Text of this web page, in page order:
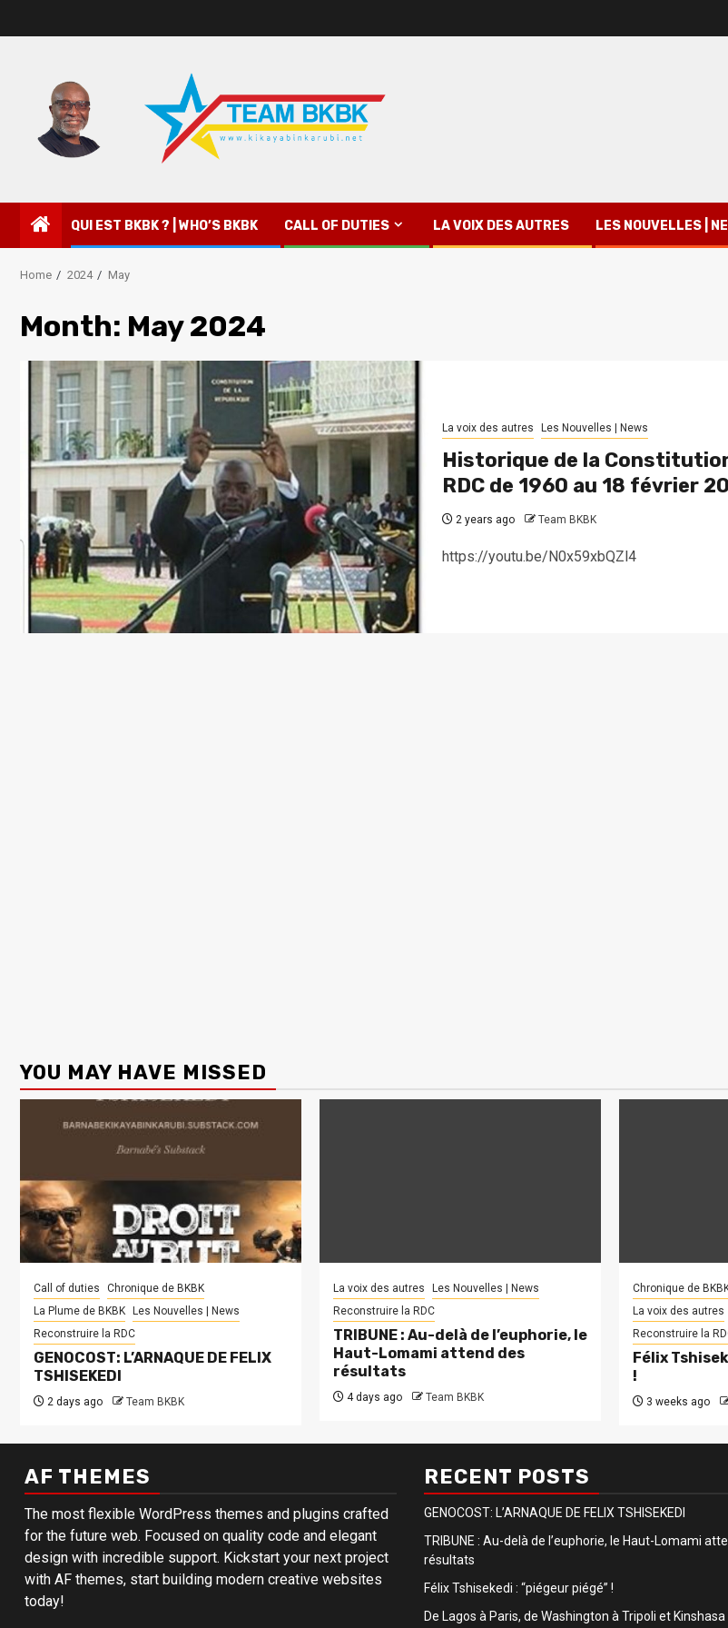
QUI EST BKBK ? | WHO’S BKBK CALL OF DUTIES LA VOIX DES AUTRES LES NOUVELLES |
Home 2024 May
Month: May 2024
La voix des autres Les Nouvelles | News
Historique de la
RDC de 1960 au 18 février
2 years ago Team BKBK
https://youtu.be/N0x59xbQZl4
YOU MAY HAVE MISSED
Call of duties
Chronique de BKBK
La Plume de BKBK Les Nouvelles | News
Reconstruire la RDC
GENOCOST: L’ARNAQUE DE FELIX
TSHISEKEDI
2 days ago Team BKBK
La voix des autres
Les Nouvelles | News
Reconstruire la RDC
TRIBUNE : Au-delà de l’euphorie, le
Haut-Lomami attend des
résultats
4 days ago Team BKBK
Chronique de
La voix des autres
Reconstruire la
Félix
!
3 weeks ago
AF THEMES
The most flexible WordPress themes and plugins crafted
for the future web. Focused on quality code and elegant
design with incredible support. Kickstart your next project
with AF themes, start building modern creative websites
today!
RECENT POSTS
GENOCOST: L’ARNAQUE DE FELIX TSHISEKEDI
TRIBUNE : Au-delà de l’euphorie, le Haut-Lomami
résultats
Félix Tshisekedi : “piégeur piégé” !
De Lagos à Paris, de Washington à Tripoli et Kinshasa